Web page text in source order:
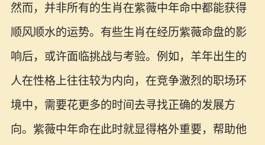
然而，并非所有的生肖在紫薇中年命中都能获得
顺风顺水的运势。有些生肖在经历紫薇命盘的影
响后，或许面临挑战与考验。例如，羊年出生的
人在性格上往往较为内向，在竞争激烈的职场环
境中，需要花更多的时间去寻找正确的发展方
向。紫薇中年命在此时就显得格外重要，帮助他